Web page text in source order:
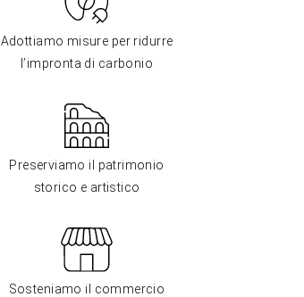
Adottiamo misure per ridurre
l’impronta di carbonio
Preserviamo il patrimonio
storico e artistico
Sosteniamo il commercio